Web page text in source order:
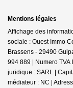
Mentions légales
Affichage des
sociale : Ouest Immo
Brassens - 29490
994 889 | Numero
juridique : SARL |
médiateur : NC |